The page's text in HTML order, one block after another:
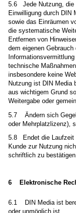
5.6 Jede Nutzung, die
Einwilligung durch DIN
sowie das Einräumen
die systematische
Entfernen von
dem eigenen
technische
insbesondere keine
Nutzung ist DIN Media
aus wichtigem Grund
Weitergabe oder
5.7 Ändern sich
oder Mehrplatzlizenz),
5.8 Endet die Laufzeit
Kunde zur Nutzung
schriftlich zu
6 Elektronische
6.1 DIN Media ist
oder unmöglich ist.